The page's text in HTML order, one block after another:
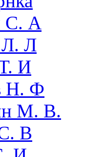
С. А
Л. Л
И
Н. Ф
М. В.
В